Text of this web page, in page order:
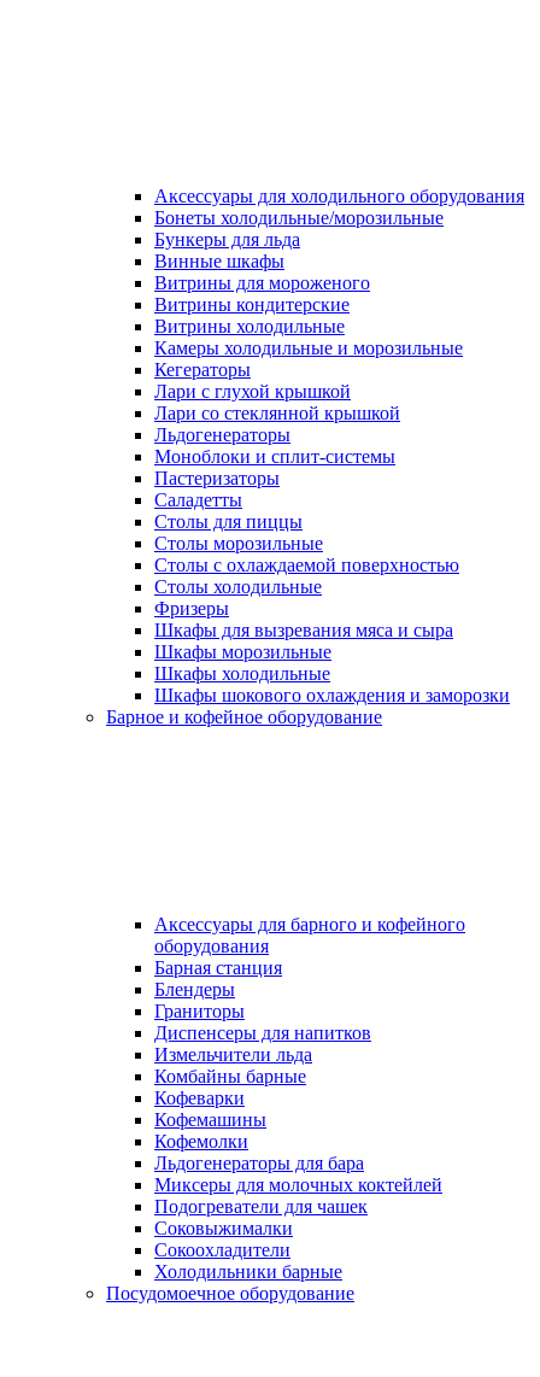
Аксессуары для холодильного оборудования
Бонеты холодильные/морозильные
Бункеры для льда
Винные шкафы
Витрины для мороженого
Витрины кондитерские
Витрины холодильные
Камеры холодильные и морозильные
Кегераторы
Лари с глухой крышкой
Лари со стеклянной крышкой
Льдогенераторы
Моноблоки и сплит-системы
Пастеризаторы
Саладетты
Столы для пиццы
Столы морозильные
Столы с охлаждаемой поверхностью
Столы холодильные
Фризеры
Шкафы для вызревания мяса и сыра
Шкафы морозильные
Шкафы холодильные
Шкафы шокового охлаждения и заморозки
Барное и кофейное оборудование
Аксессуары для барного и кофейного
оборудования
Барная станция
Блендеры
Граниторы
Диспенсеры для напитков
Измельчители льда
Комбайны барные
Кофеварки
Кофемашины
Кофемолки
Льдогенераторы для бара
Миксеры для молочных коктейлей
Подогреватели для чашек
Соковыжималки
Сокоохладители
Холодильники барные
Посудомоечное оборудование